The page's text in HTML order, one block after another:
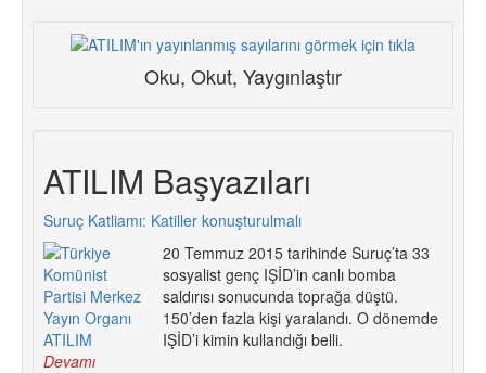
Oku, Okut, Yaygınlaştır
ATILIM Başyazıları
Suruç Katliamı: Katiller konuşturulmalı
20 Temmuz 2015 tarihinde Suruç’ta 33
sosyalist genç IŞİD’in canlı bomba
saldırısı sonucunda toprağa düştü.
150’den fazla kişi yaralandı. O dönemde
IŞİD’i kimin kullandığı belli.
Devamı